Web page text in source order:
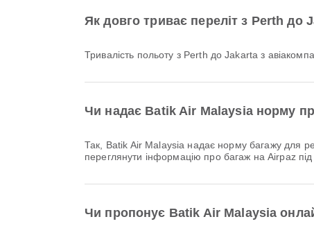
Як довго триває переліт з Perth до
Тривалість польоту з Perth до Jakarta з
Чи надає Batik Air Malaysia норму
Так, Batik Air Malaysia надає норму багажу для рейсів Внутрішній & Міжнародний з Perth до Jakarta. Деталі залежать від типу квитка та напрямку. Ви можете
переглянути інформацію про багаж на Airpaz
Чи пропонує Batik Air Malaysia